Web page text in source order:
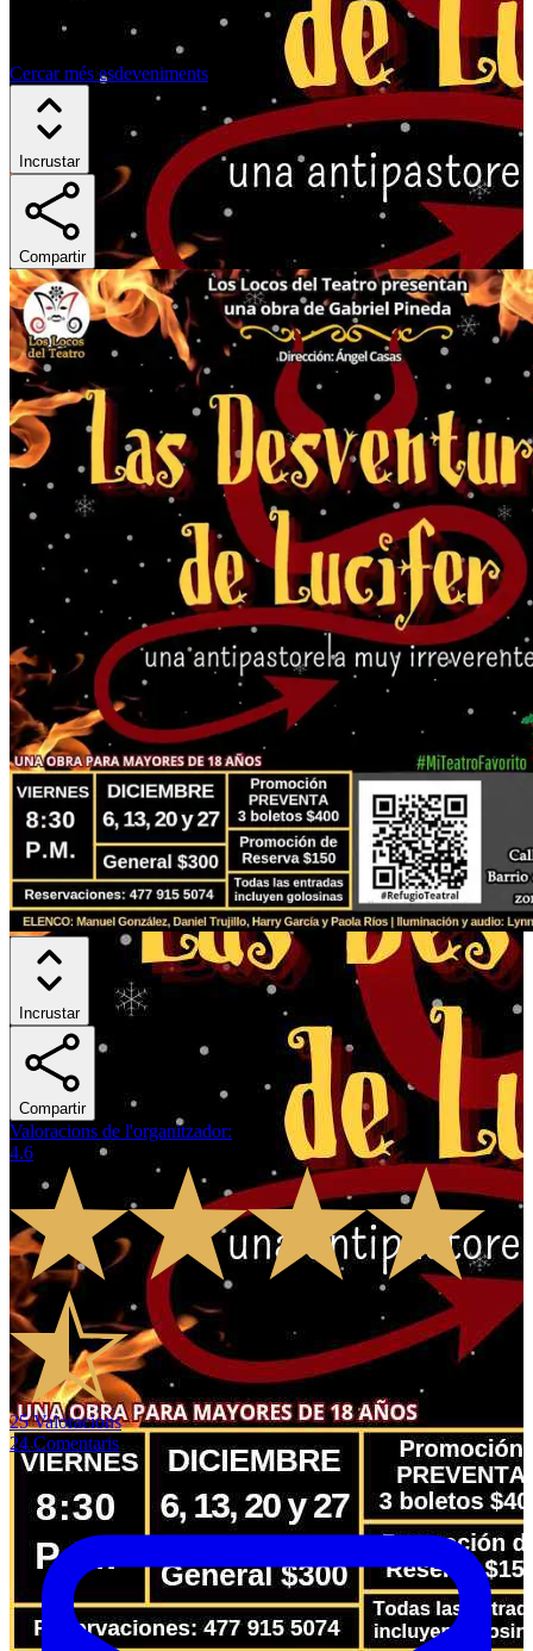
Cercar més esdeveniments
Incrustar
Compartir
Incrustar
Compartir
Valoracions de l'organitzador:
4.6
25 Valoracions
24 Comentaris